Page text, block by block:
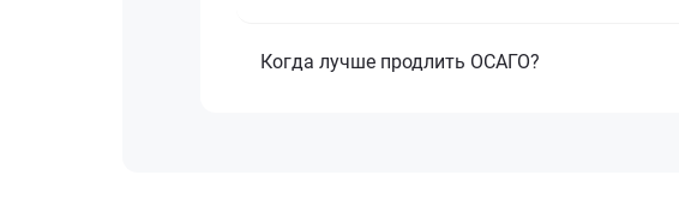
Когда лучше продлить ОСАГО?